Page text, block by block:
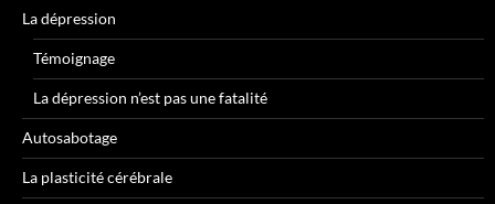
La dépression
Témoignage
La dépression n’est pas une fatalité
Autosabotage
La plasticité cérébrale